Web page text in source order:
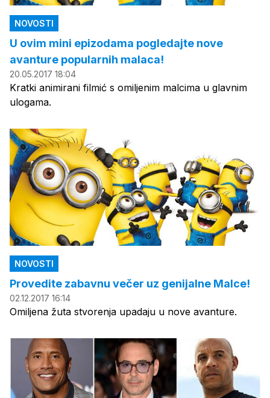
NOVOSTI
U ovim mini epizodama pogledajte nove
avanture popularnih malaca!
20.05.2017 18:04
Kratki animirani filmić s omiljenim malcima u glavnim
ulogama.
NOVOSTI
Provedite zabavnu večer uz genijalne Malce!
02.12.2017 16:14
Omiljena žuta stvorenja upadaju u nove avanture.